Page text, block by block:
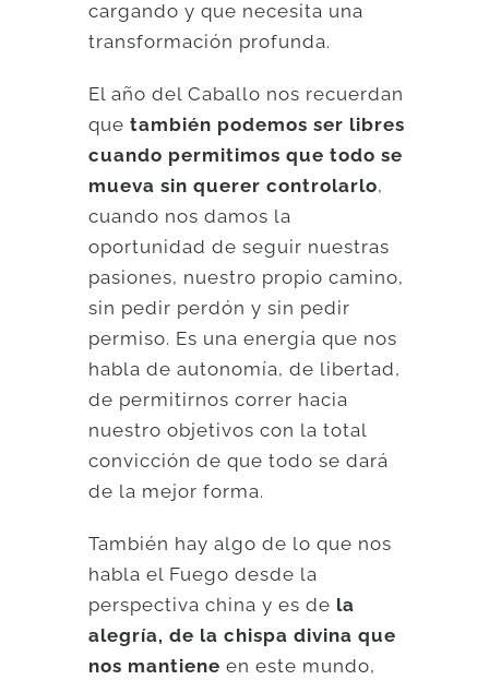
cargando y que necesita una
transformación profunda.
El año del Caballo nos recuerdan
quetambién podemos ser libres
cuando permitimos que todo se
mueva sin querer controlarlo,
cuando nos damos la
oportunidad de seguir nuestras
pasiones, nuestro propio camino,
sin pedir perdón y sin pedir
permiso. Es una energía que nos
habla de autonomía, de libertad,
de permitirnos correr hacia
nuestro objetivos con la total
convicción de que todo se dará
de la mejor forma.
También hay algo de lo que nos
habla el Fuego desde la
perspectiva china y es de la
alegría, de la chispa divina que
nos mantiene en este mundo,